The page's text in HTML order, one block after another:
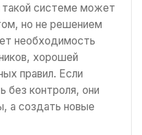
такой системе может
но не решением
необходимость
хорошей
правил. Если
без контроля, они
а создать новые